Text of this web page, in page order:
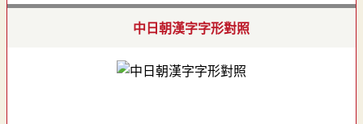
中日朝漢字字形對照